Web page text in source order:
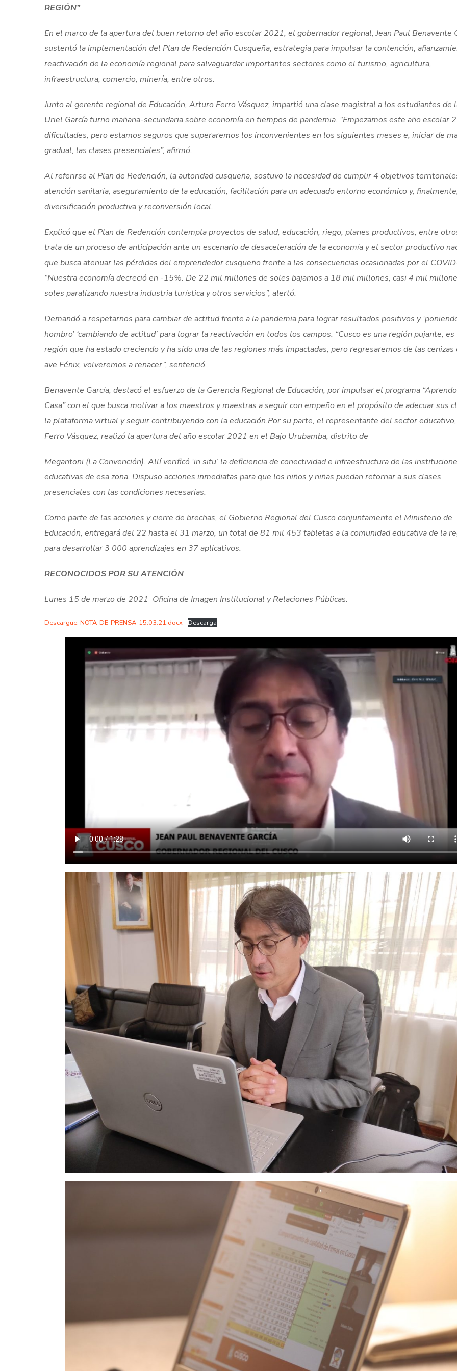
REGIÓN”
En el marco de la apertura del buen retorno del año escolar 2021, el gobernador regional, Jean Paul Benavente
sustentó la implementación del Plan de Redención Cusqueña, estrategia para impulsar la contención,
reactivación de la economía regional para salvaguardar importantes sectores como el turismo, agricultura,
infraestructura, comercio, minería, entre otros.
Junto al gerente regional de Educación, Arturo Ferro Vásquez, impartió una clase magistral a los estudiantes de
Uriel García turno mañana-secundaria sobre economía en tiempos de pandemia. “Empezamos este año escolar
dificultades, pero estamos seguros que superaremos los inconvenientes en los siguientes meses e, iniciar de
gradual, las clases presenciales”, afirmó.
Al referirse al Plan de Redención, la autoridad cusqueña, sostuvo la necesidad de cumplir 4 objetivos
atención sanitaria, aseguramiento de la educación, facilitación para un adecuado entorno económico y,
diversificación productiva y reconversión local.
Explicó que el Plan de Redención contempla proyectos de salud, educación, riego, planes productivos, entre
trata de un proceso de anticipación ante un escenario de desaceleración de la economía y el sector productivo
que busca atenuar las pérdidas del emprendedor cusqueño frente a las consecuencias ocasionadas por el
“Nuestra economía decreció en -15%. De 22 mil millones de soles bajamos a 18 mil millones, casi 4 mil
soles paralizando nuestra industria turística y otros servicios”, alertó.
Demandó a respetarnos para cambiar de actitud frente a la pandemia para lograr resultados positivos y
hombro’ ‘cambiando de actitud’ para lograr la reactivación en todos los campos. “Cusco es una región pujante, es
región que ha estado creciendo y ha sido una de las regiones más impactadas, pero regresaremos de las cenizas
ave Fénix, volveremos a renacer”, sentenció.
Benavente García, destacó el esfuerzo de la Gerencia Regional de Educación, por impulsar el programa
Casa” con el que busca motivar a los maestros y maestras a seguir con empeño en el propósito de adecuar sus
la plataforma virtual y seguir contribuyendo con la educación.Por su parte, el representante del sector
Ferro Vásquez, realizó la apertura del año escolar 2021 en el Bajo Urubamba, distrito de
Megantoni (La Convención). Allí verificó ‘in situ’ la deficiencia de conectividad e infraestructura de las
educativas de esa zona. Dispuso acciones inmediatas para que los niños y niñas puedan retornar a sus clases
presenciales con las condiciones necesarias.
Como parte de las acciones y cierre de brechas, el Gobierno Regional del Cusco conjuntamente el Ministerio de
Educación, entregará del 22 hasta el 31 marzo, un total de 81 mil 453 tabletas a la comunidad educativa de la
para desarrollar 3 000 aprendizajes en 37 aplicativos.
RECONOCIDOS POR SU ATENCIÓN
Lunes 15 de marzo de 2021 Oficina de Imagen Institucional y Relaciones Públicas.
Descargue: NOTA-DE-PRENSA-15.03.21.docx Descarga